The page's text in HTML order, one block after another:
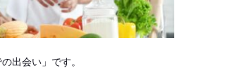
出会い」です。